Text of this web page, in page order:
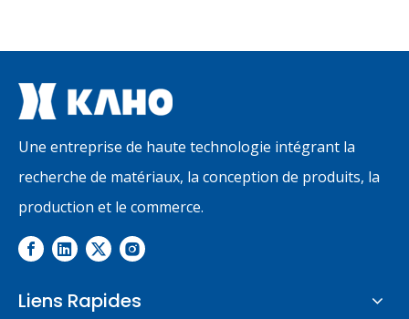
Une entreprise de haute technologie intégrant la
recherche de matériaux, la conception de produits, la
production et le commerce.
Liens Rapides